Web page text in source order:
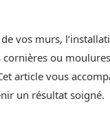
vos murs,
ou
article vous
un résultat soigné.